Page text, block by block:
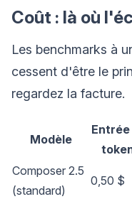
Coût : là où
Les benchmarks à
cessent d'être le
regardez la facture.
Modèle
Entrée
Composer 2.5
(standard)
0,50 $